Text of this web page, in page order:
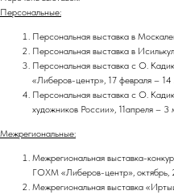
Персональные:
Персональная выставка в
Персональная выставка в
Персональная выставка с О.
«Либеров-центр», 17 февраля – 14
Персональная выставка с О.
художников России», 11апреля – 3
Межрегиональные:
Межрегиональная выставка-
ГОХМ «Либеров-центр», октябрь,
Межрегиональная выставка